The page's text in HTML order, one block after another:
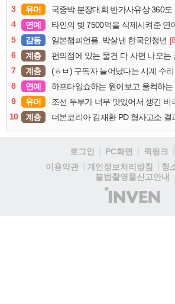
3
유머 국중박 분장대회 반가사유상 360도
4
연예 타인의 빚 7500억을 삭제시켜준 연
5
감동 일본챔피언을. 박살낸 한국인청년
6
계층 편의점에 있는 물건 다 사면 나오는
7
계층 (ㅎㅂ) 구독자 늘어났다는 시계 수
8
연예 하프타임쇼하는 원이보고 울컥하는
9
유머 조선 두부가 너무 맛있어서 생긴 비
10
계층 더본코리아 김재환 PD 형사고소 결
로그인 PC화면 퀵링크
이용약관
개인정보처리방침
청
불법촬영물신고안내
(주)
인